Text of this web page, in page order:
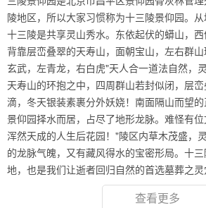
陵地区，所以大家习惯称为十三陵景仰园。
十三陵是共享灵山秀水。东依起伏的蟒山，西
背靠层峦叠翠的天寿山，面朝宝山，左右群
玄武，左青龙，右白虎"天人合一道法自然，
天寿山的环抱之中，四周群山若封似闭，层
滴，冬天银装素裹分外妖娆！南面隔山而望
景仰园择水而居，占尽了地形龙脉。难怪有
浑然天成的人生后花园！"陵区内草木茂盛，
的龙脉气魄，又有藏风得水的宝密形局。十
地，也是我们让逝者回归自然的首选墓葬之灵
查看更多